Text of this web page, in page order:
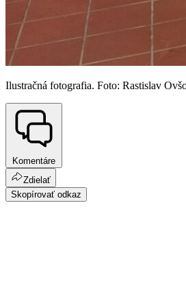
Ilustračná fotografia. Foto: Rastislav
Komentáre
Zdielať
Skopírovať odkaz